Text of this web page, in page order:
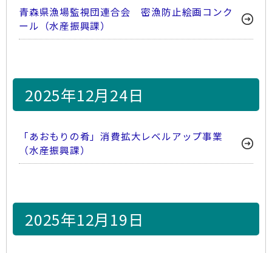
青森県漁場監視団連合会 密漁防止絵画コンク
ール（水産振興課）
2025年12月24日
「あおもりの肴」消費拡大レベルアップ事業
（水産振興課）
2025年12月19日